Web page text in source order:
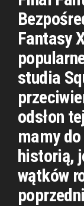
Fantasy
studia
odsłon
mamy
historią,
wątków